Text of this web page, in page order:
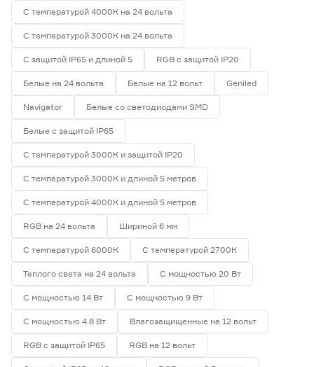
С температурой 4000К на 24 вольта
С температурой 3000К на 24 вольта
С защитой IP65 и длиной 5 RGB с защитой IP20
Белые на 24 вольта Белые на 12 вольт Geniled
Navigator Белые со светодиодами SMD
Белые с защитой IP65
С температурой 3000К и защитой IP20
С температурой 3000К и длиной 5 метров
С температурой 4000К и длиной 5 метров
RGB на 24 вольта Шириной 6 мм
С температурой 6000К С температурой 2700К
Теплого света на 24 вольта С мощностью 20 Вт
С мощностью 14 Вт С мощностью 9 Вт
С мощностью 4.8 Вт Влагозащищенные на 12 вольт
RGB с защитой IP65 RGB на 12 вольт